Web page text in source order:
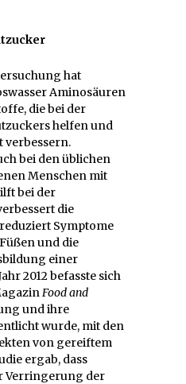
hat
Aminosäuren
die bei der
helfen und
verbessern.
bei den üblichen
Menschen mit
bei der
die
Symptome
und die
einer
2012 befasste sich
Food and
und ihre
wurde, mit den
von gereiftem
ergab, dass
Verringerung der